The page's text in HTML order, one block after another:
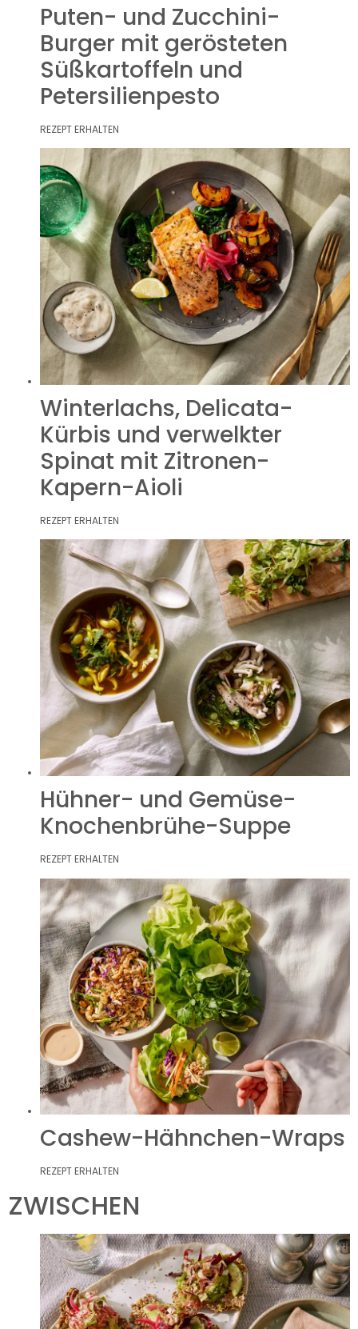
Puten- und Zucchini-
Burger mit gerösteten
Süßkartoffeln und
Petersilienpesto
REZEPT ERHALTEN
Winterlachs, Delicata-
Kürbis und verwelkter
Spinat mit Zitronen-
Kapern-Aioli
REZEPT ERHALTEN
Hühner- und Gemüse-
Knochenbrühe-Suppe
REZEPT ERHALTEN
Cashew-Hähnchen-Wraps
REZEPT ERHALTEN
ZWISCHEN